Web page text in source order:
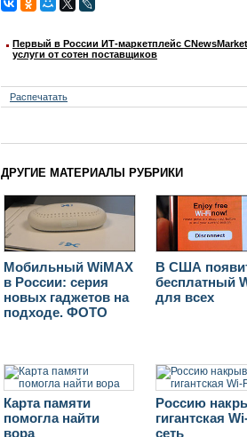
Первый в России ИТ-маркетплейс
услуги от сотен поставщиков
Распечатать
ДРУГИЕ МАТЕРИАЛЫ РУБРИКИ
Мобильный WiMAX
в России: серия
новых гаджетов на
подходе. ФОТО
В США
бесплатный
для всех
Карта памяти
помогла найти
вора
Россию
гигантская
сеть